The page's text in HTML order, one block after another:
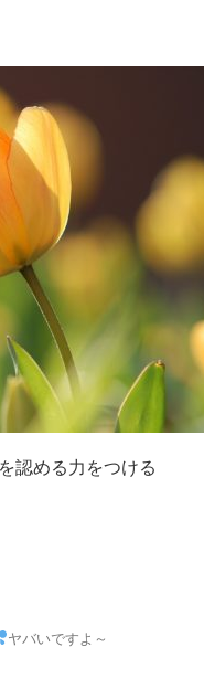
認める力をつける
ヤバいですよ～